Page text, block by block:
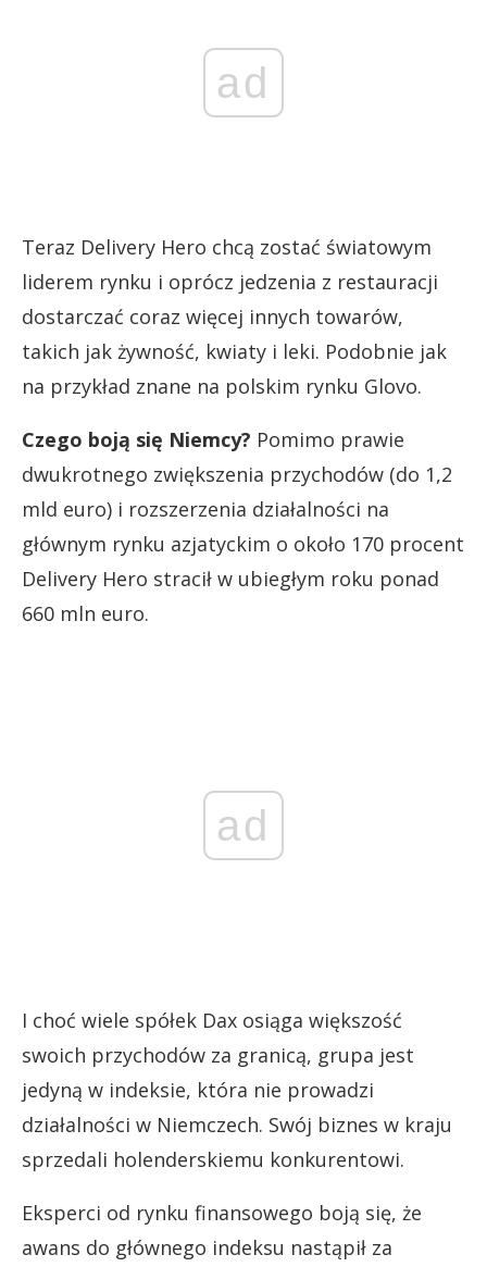
ad
Teraz Delivery Hero chcą zostać światowym
liderem rynku i oprócz jedzenia z restauracji
dostarczać coraz więcej innych towarów,
takich jak żywność, kwiaty i leki. Podobnie jak
na przykład znane na polskim rynku Glovo.
Czego boją się Niemcy? Pomimo prawie
dwukrotnego zwiększenia przychodów (do 1,2
mld euro) i rozszerzenia działalności na
głównym rynku azjatyckim o około 170 procent
Delivery Hero stracił w ubiegłym roku ponad
660 mln euro.
ad
I choć wiele spółek Dax osiąga większość
swoich przychodów za granicą, grupa jest
jedyną w indeksie, która nie prowadzi
działalności w Niemczech. Swój biznes w kraju
sprzedali holenderskiemu konkurentowi.
Eksperci od rynku finansowego boją się, że
awans do głównego indeksu nastąpił za